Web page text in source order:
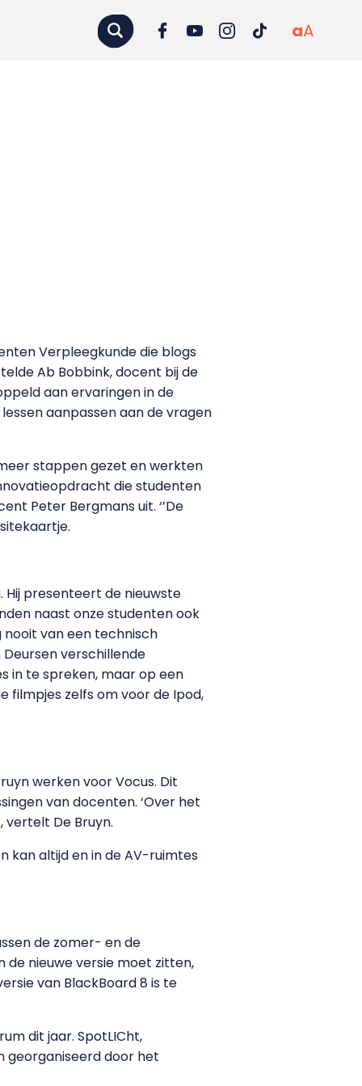
aA
Verpleegkunde die blogs
Ab Bobbink, docent bij de
aan ervaringen in de
aanpassen aan de vragen
stappen gezet en werkten
die studenten
Peter Bergmans uit. ‘’De
Hij presenteert de nieuwste
naast onze studenten ook
nooit van een technisch
verschillende
in te spreken, maar op een
filmpjes zelfs om voor de Ipod,
werken voor Vocus. Dit
van docenten. ‘Over het
vertelt De Bruyn.
kan altijd en in de AV-ruimtes
de zomer- en de
de nieuwe versie moet zitten,
van BlackBoard 8 is te
dit jaar. SpotLICht,
georganiseerd door het